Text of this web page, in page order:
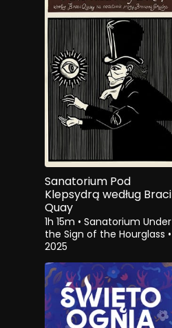
Sanatorium Pod
Klepsydrą według Braci
Quay
1h 15m • Sanatorium Under
the Sign of the Hourglass •
2025